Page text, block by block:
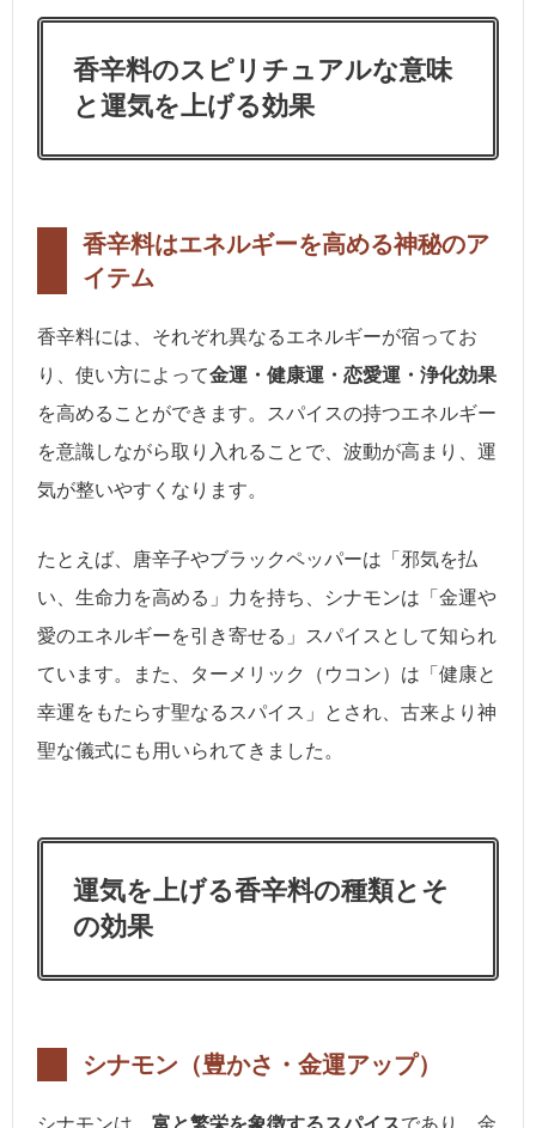
香辛料のスピリチュアルな意味
と運気を上げる効果
香辛料はエネルギーを高める神秘のア
イテム
香辛料には、それぞれ異なるエネルギーが宿ってお
り、使い方によって金運・健康運・恋愛運・浄化効果
を高めることができます。スパイスの持つエネルギー
を意識しながら取り入れることで、波動が高まり、運
気が整いやすくなります。
たとえば、唐辛子やブラックペッパーは「邪気を払
い、生命力を高める」力を持ち、シナモンは「金運や
愛のエネルギーを引き寄せる」スパイスとして知られ
ています。また、ターメリック（ウコン）は「健康と
幸運をもたらす聖なるスパイス」とされ、古来より神
聖な儀式にも用いられてきました。
運気を上げる香辛料の種類とそ
の効果
シナモン（豊かさ・金運アップ）
シナモンは、 富と繁栄を象徴するスパイスであり、金